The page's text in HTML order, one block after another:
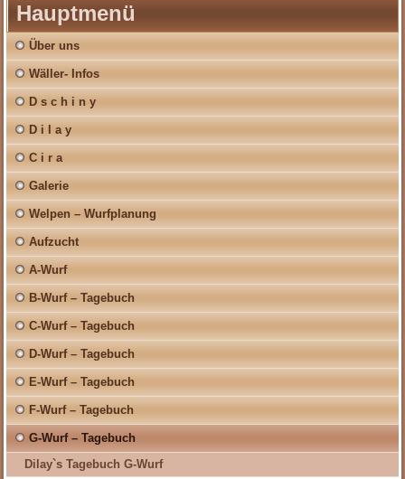
Hauptmenü
Über uns
Wäller- Infos
D s c h i n y
D i l a y
C i r a
Galerie
Welpen – Wurfplanung
Aufzucht
A-Wurf
B-Wurf – Tagebuch
C-Wurf – Tagebuch
D-Wurf – Tagebuch
E-Wurf – Tagebuch
F-Wurf – Tagebuch
G-Wurf – Tagebuch
Dilay`s Tagebuch G-Wurf